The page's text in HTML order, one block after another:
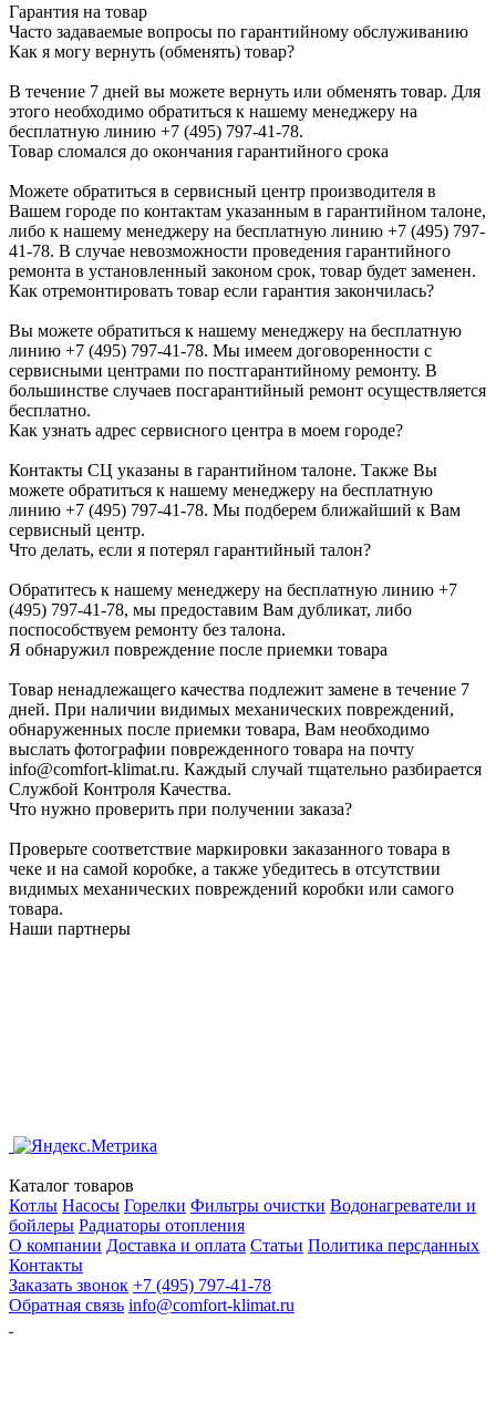
Гарантия на товар
Часто задаваемые вопросы по гарантийному обслуживанию
Как я могу вернуть (обменять) товар?
В течение 7 дней вы можете вернуть или обменять товар. Для
этого необходимо обратиться к нашему менеджеру на
бесплатную линию +7 (495) 797-41-78.
Товар сломался до окончания гарантийного срока
Можете обратиться в сервисный центр производителя в
Вашем городе по контактам указанным в гарантийном талоне,
либо к нашему менеджеру на бесплатную линию +7 (495) 797-
41-78. В случае невозможности проведения гарантийного
ремонта в установленный законом срок, товар будет заменен.
Как отремонтировать товар если гарантия закончилась?
Вы можете обратиться к нашему менеджеру на бесплатную
линию +7 (495) 797-41-78. Мы имеем договоренности с
сервисными центрами по постгарантийному ремонту. В
большинстве случаев посгарантийный ремонт осуществляется
бесплатно.
Как узнать адрес сервисного центра в моем городе?
Контакты СЦ указаны в гарантийном талоне. Также Вы
можете обратиться к нашему менеджеру на бесплатную
линию +7 (495) 797-41-78. Мы подберем ближайший к Вам
сервисный центр.
Что делать, если я потерял гарантийный талон?
Обратитесь к нашему менеджеру на бесплатную линию +7
(495) 797-41-78, мы предоставим Вам дубликат, либо
поспособствуем ремонту без талона.
Я обнаружил повреждение после приемки товара
Товар ненадлежащего качества подлежит замене в течение 7
дней. При наличии видимых механических повреждений,
обнаруженных после приемки товара, Вам необходимо
выслать фотографии поврежденного товара на почту
info@comfort-klimat.ru. Каждый случай тщательно разбирается
Службой Контроля Качества.
Что нужно проверить при получении заказа?
Проверьте соответствие маркировки заказанного товара в
чеке и на самой коробке, а также убедитесь в отсутствии
видимых механических повреждений коробки или самого
товара.
Наши партнеры
Каталог товаров
Котлы Насосы Горелки Фильтры очистки Водонагреватели и
бойлеры Радиаторы отопления
О компании Доставка и оплата Статьи Политика персданных
Контакты
Заказать звонок +7 (495) 797-41-78
Обратная связь info@comfort-klimat.ru